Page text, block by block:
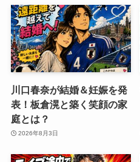
川口春奈が結婚＆妊娠を発
表！板倉滉と築く笑顔の家
庭とは？
2026年8月3日